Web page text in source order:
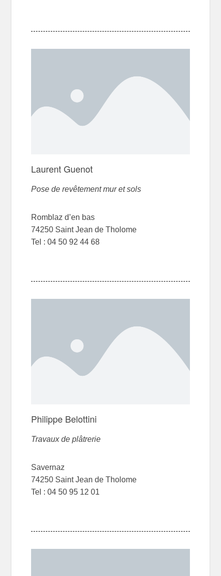
Laurent Guenot
Pose de revêtement mur et sols
Romblaz d’en bas
74250 Saint Jean de Tholome
Tel : 04 50 92 44 68
Philippe Belottini
Travaux de plâtrerie
Savernaz
74250 Saint Jean de Tholome
Tel : 04 50 95 12 01